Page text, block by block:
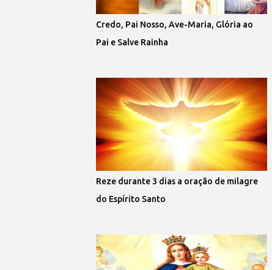
Credo, Pai Nosso, Ave-Maria, Glória ao
Pai e Salve Rainha
Reze durante 3 dias a oração de milagre
do Espírito Santo